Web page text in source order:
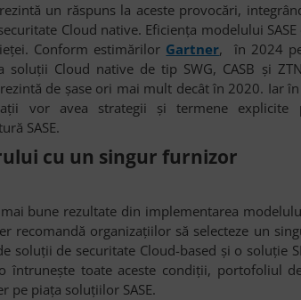
un răspuns la aceste provocări,
Cloud native. Eficiența modelului
Conform estimărilor Gartner, în 2024
soluții Cloud native de tip SWG, CASB și
de șase ori mai mult decât în 2020. Iar
vor avea strategii și termene explicite
SASE.
cu un singur furnizor
bune rezultate din implementarea
recomandă organizațiilor să selecteze un
soluții de securitate Cloud-based și o soluție
întrunește toate aceste condiții, portofoliul
pe piața soluțiilor SASE.